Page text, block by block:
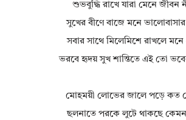
শুভবুদ্ধি রাখে যারা মেনে জীবন
সুখের বীণে বাজে মনে ভালোবাসার
সবার সাথে মিলেমিশে রাখলে মনে
ভরবে হৃদয় সুখ শান্তিতে এই তো
মোহময়ী লোভের জালে পড়ে কত
ছলনাতে পরকে লুটে থাকছে